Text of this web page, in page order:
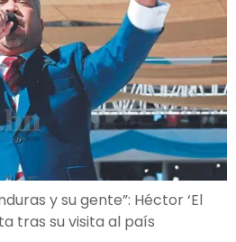
y su gente”: Héctor ‘El
tras su visita al país